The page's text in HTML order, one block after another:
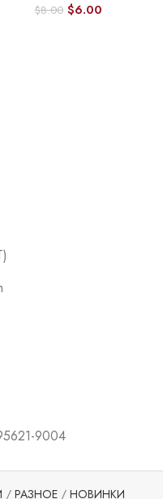
$8.00 $6.00
9004
/ РАЗНОЕ/ НОВИНКИ